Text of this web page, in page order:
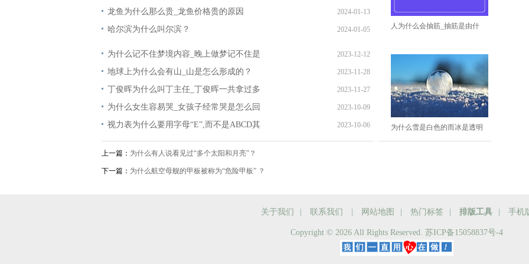
09:54:59
龙鱼为什么那么贵_龙鱼价格贵的原因 2024-01-13
09:26:12
哈尔滨为什么叫尔滨？ 2024-01-05
为什么记不住梦境内容_晚上做梦记不住是 2023-12-12
08:54:13
地球上为什么会有山_山是怎么形成的？ 2023-11-28
09:12:26
丁俊晖为什么叫丁主任_丁俊晖一共拿过多 2023-11-27
09:27:49
为什么女生容易哭_女孩子经常哭是怎么回 2023-10-09
12:55:52
视力表为什么要用字母“E”,而不是ABCD其 2023-10-06
10:36:06
人为什么会抽筋_抽筋是由什
为什么雪是白色的而冰是透明
上一篇： 为什么有人说看见过“多个太阳和月亮”？
下一篇： 为什么航空母舰的甲板被称为“危险甲板” ？
关于我们 联系我们 网站地图 热门标签 排版工具 手机
Copyright © 2026 All Rights Reserved. 苏ICP备15058837号-4